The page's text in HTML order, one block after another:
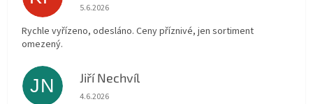
Hodnocení obchodu je 4 z 5 hvězdiček.
5.6.2026
Rychle vyřízeno, odesláno. Ceny příznivé, jen sortiment
omezený.
JN Jiří Nechvíl
Hodnocení obchodu je 5 z 5 hvězdiček.
4.6.2026